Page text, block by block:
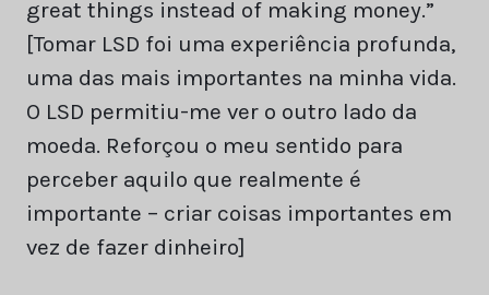
great things instead of making money.”
[Tomar LSD foi uma experiência profunda,
uma das mais importantes na minha vida.
O LSD permitiu-me ver o outro lado da
moeda. Reforçou o meu sentido para
perceber aquilo que realmente é
importante – criar coisas importantes em
vez de fazer dinheiro]